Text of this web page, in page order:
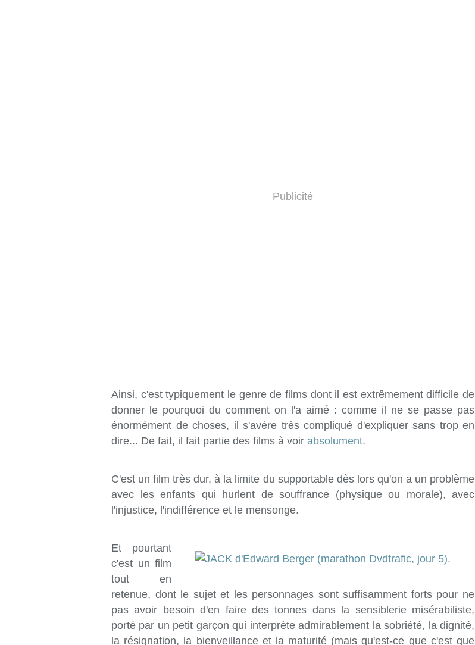
Publicité
Ainsi, c'est typiquement le genre de films dont il est extrêmement difficile de
donner le pourquoi du comment on l'a aimé : comme il ne se passe pas
énormément de choses, il s'avère très compliqué d'expliquer sans trop en
dire... De fait, il fait partie des films à voir absolument.
C'est un film très dur, à la limite du supportable dès lors qu'on a un problème
avec les enfants qui hurlent de souffrance (physique ou morale), avec
l'injustice, l'indifférence et le mensonge.
Et pourtant
c'est un film
tout en
retenue, dont le sujet et les personnages sont suffisamment forts pour ne
pas avoir besoin d'en faire des tonnes dans la sensiblerie misérabiliste,
porté par un petit garçon qui interprète admirablement la sobriété, la dignité,
la résignation, la bienveillance et la maturité (mais qu'est-ce que c'est que